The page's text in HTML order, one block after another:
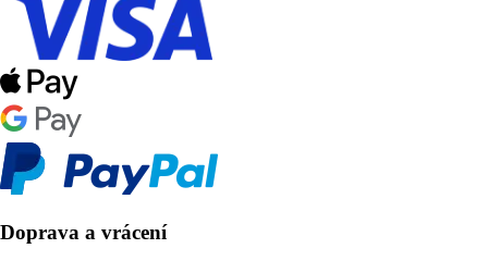
Doprava a vrácení